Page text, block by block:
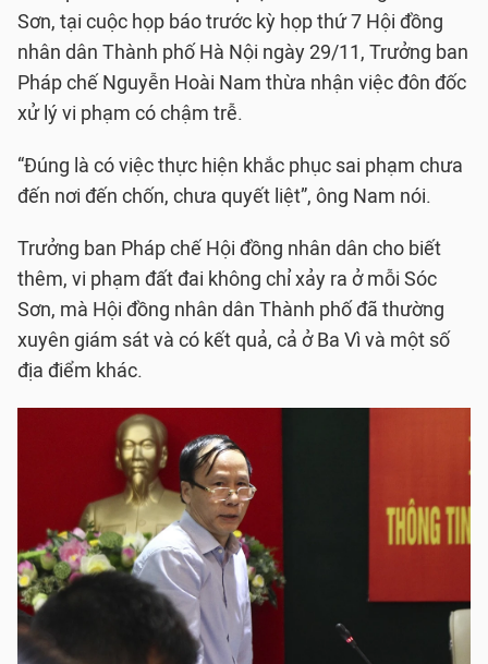
Sơn, tại cuộc họp báo trước kỳ họp thứ 7 Hội đồng
nhân dân Thành phố Hà Nội ngày 29/11, Trưởng ban
Pháp chế Nguyễn Hoài Nam thừa nhận việc đôn đốc
xử lý vi phạm có chậm trễ.
“Đúng là có việc thực hiện khắc phục sai phạm chưa
đến nơi đến chốn, chưa quyết liệt”, ông Nam nói.
Trưởng ban Pháp chế Hội đồng nhân dân cho biết
thêm, vi phạm đất đai không chỉ xảy ra ở mỗi Sóc
Sơn, mà Hội đồng nhân dân Thành phố đã thường
xuyên giám sát và có kết quả, cả ở Ba Vì và một số
địa điểm khác.